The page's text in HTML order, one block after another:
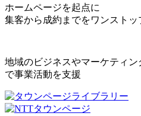
ホームページを起点に
集客から成約までをワンストッ
地域のビジネスやマーケティ
で事業活動を支援